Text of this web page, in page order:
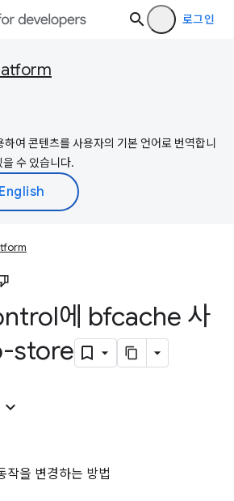
로그인
여 콘텐츠를 사용자의 기본 언어로 번역합니
수 있습니다.
에 bfcache 사
store
을 변경하는 방법